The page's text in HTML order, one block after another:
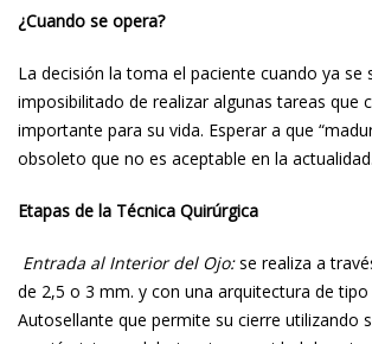
¿Cuando se opera?
La decisión la toma el paciente cuando ya se
imposibilitado de realizar algunas tareas que
importante para su vida. Esperar a que
obsoleto que no es aceptable en la actualidad.
Etapas de la Técnica Quirúrgica
Entrada al Interior del Ojo:se realiza a
de 2,5 o 3 mm. y con una arquitectura de tipo
Autosellante que permite su cierre utilizando